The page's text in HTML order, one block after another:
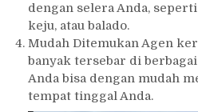
dengan selera Anda,
keju, atau balado.
Mudah Ditemukan Agen
banyak tersebar di
Anda bisa dengan mudah
tempat tinggal Anda.